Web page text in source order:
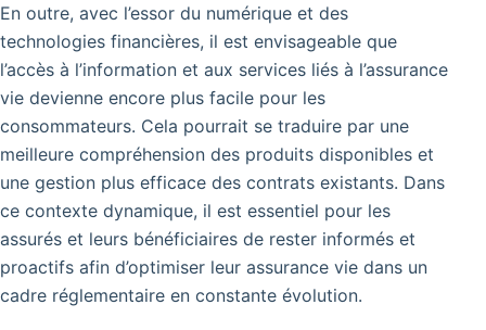
En outre, avec l’essor du numérique et des
technologies financières, il est envisageable que
l’accès à l’information et aux services liés à l’assurance
vie devienne encore plus facile pour les
consommateurs. Cela pourrait se traduire par une
meilleure compréhension des produits disponibles et
une gestion plus efficace des contrats existants. Dans
ce contexte dynamique, il est essentiel pour les
assurés et leurs bénéficiaires de rester informés et
proactifs afin d’optimiser leur assurance vie dans un
cadre réglementaire en constante évolution.